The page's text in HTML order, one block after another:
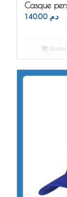
Casque
د.م. 140.00
Ajouter